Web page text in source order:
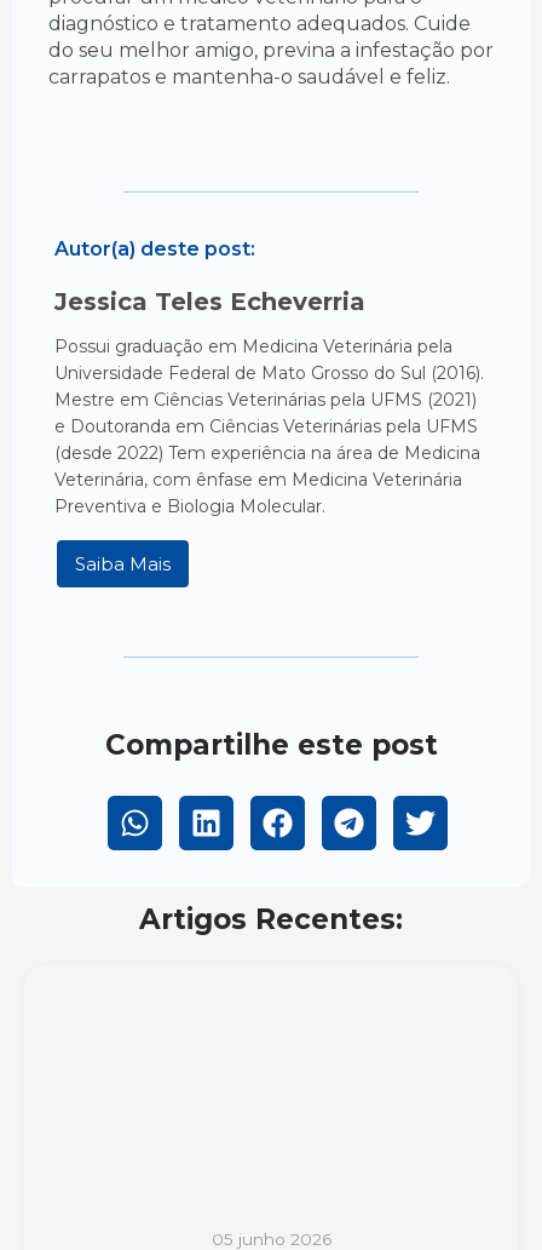
diagnóstico e tratamento adequados. Cuide
do seu melhor amigo, previna a infestação por
carrapatos e mantenha-o saudável e feliz.
Autor(a) deste post:
Jessica Teles Echeverria
Possui graduação em Medicina Veterinária pela
Universidade Federal de Mato Grosso do Sul (2016).
Mestre em Ciências Veterinárias pela UFMS (2021)
e Doutoranda em Ciências Veterinárias pela UFMS
(desde 2022) Tem experiência na área de Medicina
Veterinária, com ênfase em Medicina Veterinária
Preventiva e Biologia Molecular.
Saiba Mais
Compartilhe este post
Artigos Recentes:
05 junho 2026